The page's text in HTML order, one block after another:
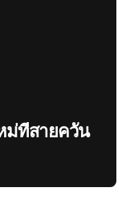
ม่ที่สายควัน